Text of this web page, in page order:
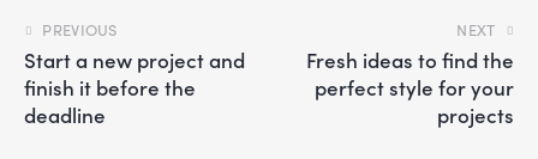
PREVIOUS
Start a new project and
finish it before the
deadline
NEXT
Fresh ideas to find the
perfect style for your
projects